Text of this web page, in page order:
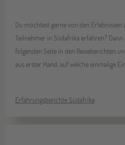
Du möchtest gerne von den
Teilnehmer in Südafrika erfahren?
folgenden Seite in den Reiseberichten
aus erster Hand, auf welche einmalige
Erfahrungsberichte Südafrika